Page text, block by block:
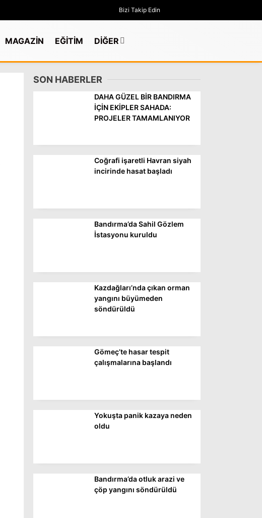
GÜNDEM
DÜNYA
EKONOMİ
SPOR
DİĞER
WhatsApp İhbar
Bizi Takip Edin
MAGAZİN EĞİTİM DİĞER
SON HABERLER
DAHA GÜZEL BİR BANDIRMA
İÇİN EKİPLER SAHADA:
PROJELER TAMAMLANIYOR
Coğrafi işaretli Havran siyah
incirinde hasat başladı
Bandırma’da Sahil Gözlem
İstasyonu kuruldu
Kazdağları’nda çıkan orman
yangını büyümeden
söndürüldü
Gömeç’te hasar tespit
çalışmalarına başlandı
Yokuşta panik kazaya neden
oldu
Bandırma’da otluk arazi ve
çöp yangını söndürüldü